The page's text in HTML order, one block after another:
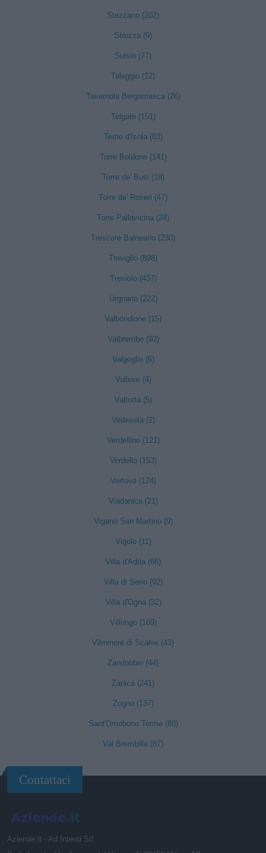
Stezzano (202)
Strozza (9)
Suisio (77)
Taleggio (12)
Tavernola Bergamasca (26)
Telgate (151)
Terno d'Isola (83)
Torre Boldone (141)
Torre de' Busi (19)
Torre de' Roveri (47)
Torre Pallavicina (24)
Trescore Balneario (230)
Treviglio (898)
Treviolo (437)
Urgnano (222)
Valbondione (15)
Valbrembo (92)
Valgoglio (6)
Valleve (4)
Valtorta (5)
Vedeseta (2)
Verdellino (121)
Verdello (153)
Vertova (124)
Viadanica (21)
Vigano San Martino (9)
Vigolo (11)
Villa d'Adda (66)
Villa di Serio (92)
Villa d'Ogna (32)
Villongo (169)
Vilminore di Scalve (43)
Zandobbio (44)
Zanica (241)
Zogno (137)
Sant'Omobono Terme (80)
Val Brembilla (87)
Contattaci
Aziende.it - Ad Intend Srl